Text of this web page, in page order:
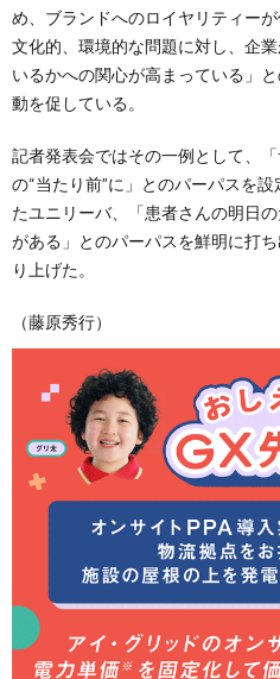
め、ブランドへのロイヤリティー
文化的、環境的な問題に対し、企
いるかへの関心が高まっている」
動を促している。
記者発表会ではその一例として、
の“当たり前”に」とのパーパスを
たユニリーバ、「患者さんの明日
がある」とのパーパスを鮮明に打
り上げた。
（藤原秀行）